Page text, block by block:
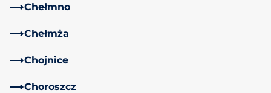
Chełmno
Chełmża
Chojnice
Choroszcz